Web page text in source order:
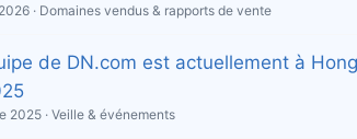
Domaines vendus & rapports de vente
de DN.com est actuellement à
2025 Veille & événements